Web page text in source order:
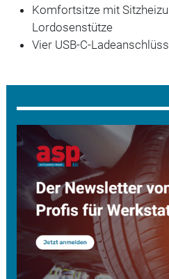
Komfortsitze mit
Lordosenstütze
Vier USB-C-